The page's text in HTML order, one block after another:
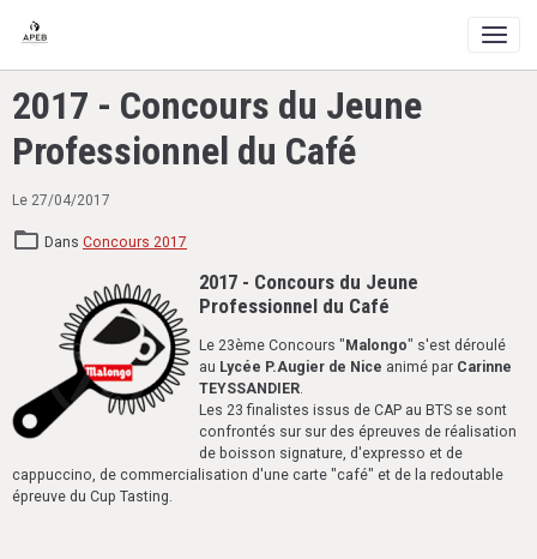
2017 - Concours du Jeune
Professionnel du Café
Le 27/04/2017
Dans Concours 2017
2017 - Concours du Jeune
Professionnel du Café
Le 23ème Concours " Malongo" s'est déroulé
au Lycée P.Augier de Nice animé par Carinne
TEYSSANDIER.
Les 23 finalistes issus de CAP au BTS se sont
confrontés sur sur des épreuves de réalisation
de boisson signature, d'expresso et de
cappuccino, de commercialisation d'une carte "café" et de la redoutable
épreuve du Cup Tasting.